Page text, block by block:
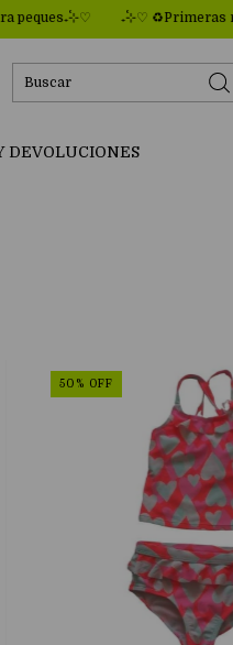
₊˚⊹♡ ♻Primeras marcas
DEVOLUCIONES
50 % OFF